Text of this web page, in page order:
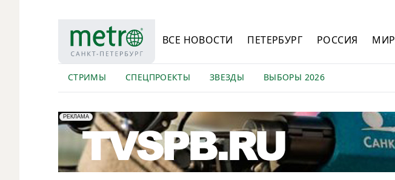
ВСЕ НОВОСТИ ПЕТЕРБУРГ РОССИЯ МИР
СТРИМЫ СПЕЦПРОЕКТЫ ЗВЕЗДЫ ВЫБОРЫ 2026
erid: LdtCK5Efv
РЕКЛАМА
АО "ГАТР", ИНН: 7841320717